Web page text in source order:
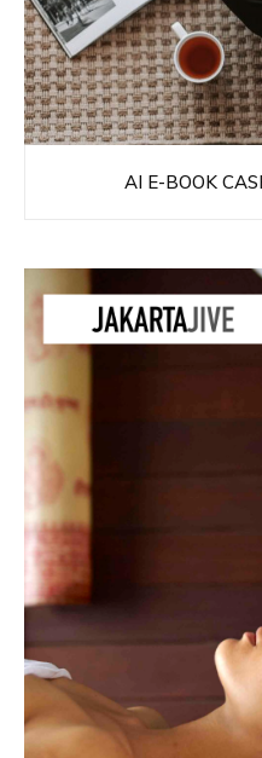
AI E-BOOK